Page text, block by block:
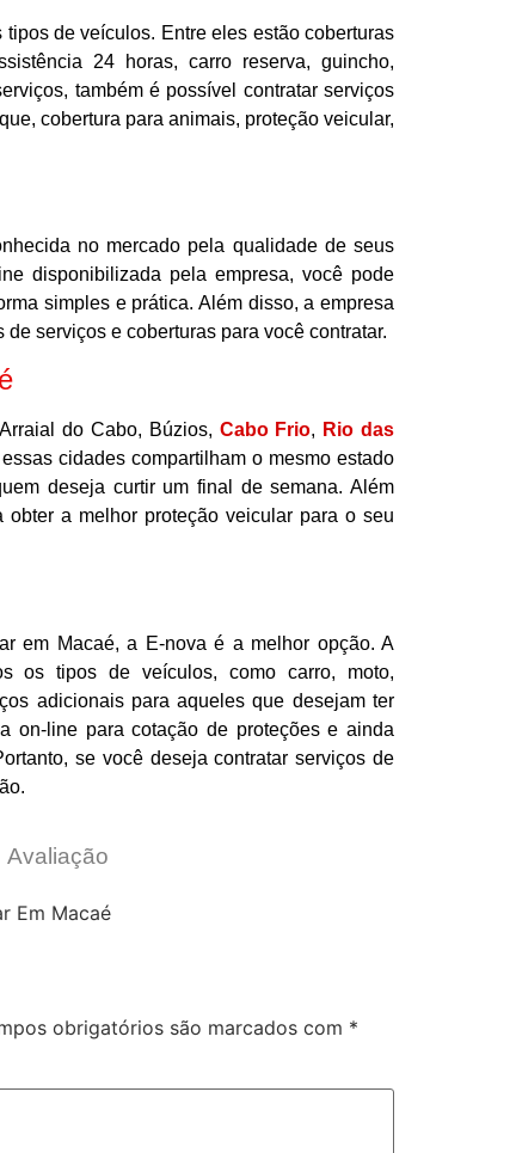
de veículos. Entre eles estão coberturas
24 horas, carro reserva, guincho,
também é possível contratar serviços
cobertura para animais, proteção veicular,
no mercado pela qualidade de seus
disponibilizada pela empresa, você pode
simples e prática. Além disso, a empresa
serviços e coberturas para você contratar.
do Cabo, Búzios, Cabo Frio, Rio das
cidades compartilham o mesmo estado
deseja curtir um final de semana. Além
a melhor proteção veicular para o seu
em Macaé, a E-nova é a melhor opção. A
os tipos de veículos, como carro, moto,
adicionais para aqueles que desejam ter
on-line para cotação de proteções e ainda
se você deseja contratar serviços de
Avaliação
obrigatórios são marcados com *